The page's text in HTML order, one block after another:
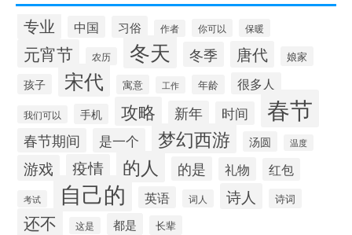
专业 中国 习俗 作者 你可以 保暖
元宵节 农历 冬天 冬季 唐代 娘家
孩子 宋代 寓意 工作 年龄 很多人
我们可以 手机 攻略 新年 时间 春节
春节期间 是一个 梦幻西游 汤圆 温度
游戏 疫情 的人 的是 礼物 红包
考试 自己的 英语 词人 诗人 诗词
还不 这是 都是 长辈